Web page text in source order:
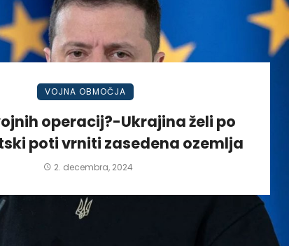
VOJNA OBMOČJA
operacij?-Ukrajina želi po
poti vrniti zasedena ozemlja
2. decembra, 2024